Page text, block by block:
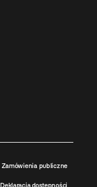
Zamówienia publiczne
Deklaracja dostępności